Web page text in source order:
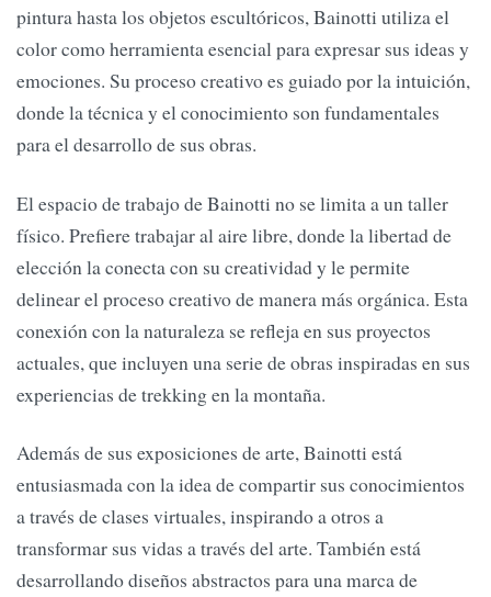
pintura hasta los objetos escultóricos, Bainotti utiliza el
color como herramienta esencial para expresar sus ideas y
emociones. Su proceso creativo es guiado por la intuición,
donde la técnica y el conocimiento son fundamentales
para el desarrollo de sus obras.
El espacio de trabajo de Bainotti no se limita a un taller
físico. Prefiere trabajar al aire libre, donde la libertad de
elección la conecta con su creatividad y le permite
delinear el proceso creativo de manera más orgánica. Esta
conexión con la naturaleza se refleja en sus proyectos
actuales, que incluyen una serie de obras inspiradas en sus
experiencias de trekking en la montaña.
Además de sus exposiciones de arte, Bainotti está
entusiasmada con la idea de compartir sus conocimientos
a través de clases virtuales, inspirando a otros a
transformar sus vidas a través del arte. También está
desarrollando diseños abstractos para una marca de